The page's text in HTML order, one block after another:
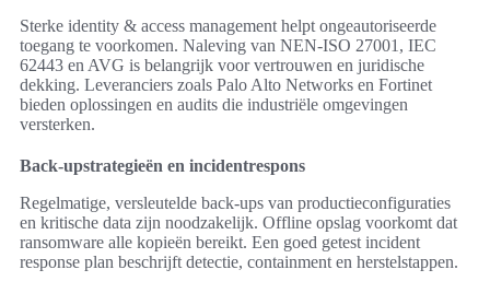
Sterke identity & access management helpt ongeautoriseerde
toegang te voorkomen. Naleving van NEN-ISO 27001, IEC
62443 en AVG is belangrijk voor vertrouwen en juridische
dekking. Leveranciers zoals Palo Alto Networks en Fortinet
bieden oplossingen en audits die industriële omgevingen
versterken.
Back-upstrategieën en incidentrespons
Regelmatige, versleutelde back-ups van productieconfiguraties
en kritische data zijn noodzakelijk. Offline opslag voorkomt dat
ransomware alle kopieën bereikt. Een goed getest incident
response plan beschrijft detectie, containment en herstelstappen.